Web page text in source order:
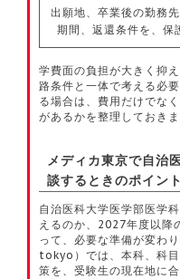
出願地、卒業後の勤務
期間、返還条件を、保
学費面の負担が大きく抑
路条件と一体で考える必
る場合は、費用だけでな
があるかを整理しておきま
メディカ東京で自治
談するときのポイント
自治医科大学医学部医学
えるのか、2027年度以降
って、必要な準備が変わ
tokyo）では、本科、科
策を、受験生の現在地に